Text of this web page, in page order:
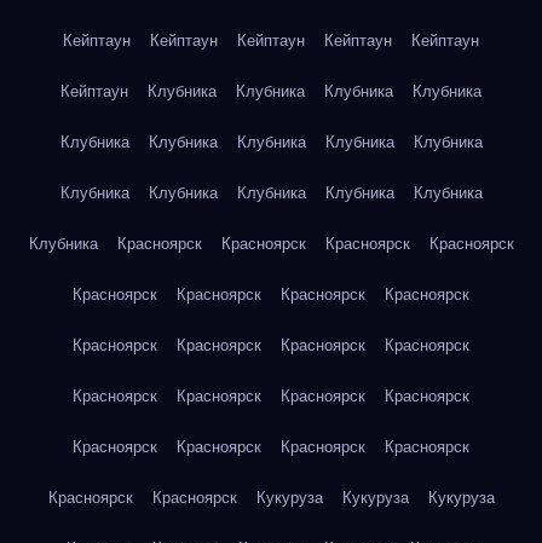
Кейптаун Кейптаун Кейптаун Кейптаун Кейптаун
Кейптаун Клубника Клубника Клубника Клубника
Клубника Клубника Клубника Клубника Клубника
Клубника Клубника Клубника Клубника Клубника
Клубника Красноярск Красноярск Красноярск Красноярск
Красноярск Красноярск Красноярск Красноярск
Красноярск Красноярск Красноярск Красноярск
Красноярск Красноярск Красноярск Красноярск
Красноярск Красноярск Красноярск Красноярск
Красноярск Красноярск Кукуруза Кукуруза Кукуруза